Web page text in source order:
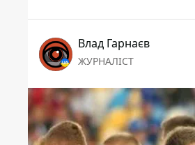
Влад Гарнаєв
ЖУРНАЛІСТ